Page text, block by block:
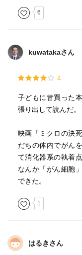
6
kuwatakaさん
4
子どもに昔買った
張り出して読んだ。
映画「ミクロの決
だちの体内でがん
て消化器系の執着
なんか「がん細胞
できた。
1
はるきさん